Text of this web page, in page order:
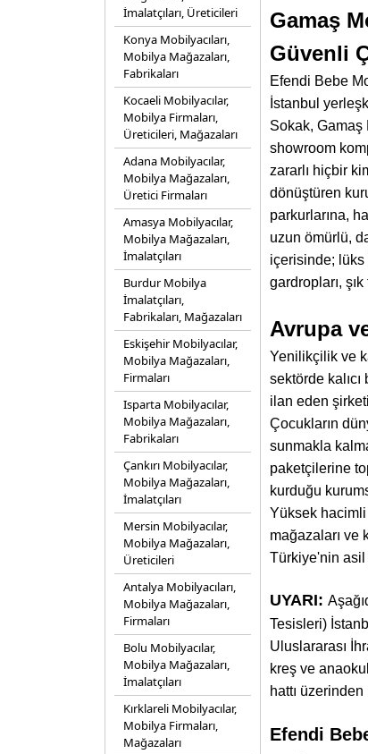
İmalatçıları, Üreticileri
Konya Mobilyacıları,
Mobilya Mağazaları,
Fabrikaları
Kocaeli Mobilyacılar,
Mobilya Firmaları,
Üreticileri, Mağazaları
Adana Mobilyacılar,
Mobilya Mağazaları,
Üretici Firmaları
Amasya Mobilyacılar,
Mobilya Mağazaları,
İmalatçıları
Burdur Mobilya
İmalatçıları,
Fabrikaları, Mağazaları
Eskişehir Mobilyacılar,
Mobilya Mağazaları,
Firmaları
Isparta Mobilyacılar,
Mobilya Mağazaları,
Fabrikaları
Çankırı Mobilyacılar,
Mobilya Mağazaları,
İmalatçıları
Mersin Mobilyacılar,
Mobilya Mağazaları,
Üreticileri
Antalya Mobilyacıları,
Mobilya Mağazaları,
Firmaları
Bolu Mobilyacılar,
Mobilya Mağazaları,
İmalatçıları
Kırklareli Mobilyacılar,
Mobilya Firmaları,
Mağazaları
Gamaş
Güvenli
Efendi Bebe
İstanbul
Sokak,
showroom
zararlı hiçbir
dönüştüren
parkurlarına,
uzun ömürlü,
içerisinde; lüks
gardropları,
Avrupa
Yenilikçilik ve
sektörde
ilan eden
Çocukların
sunmakla
paketçilerine
kurduğu
Yüksek hacimli
mağazaları ve
Türkiye'nin asil
UYARI:
Tesisleri)
Uluslararası
kreş ve
hattı
Efendi